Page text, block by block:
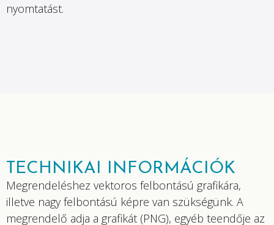
nyomtatást.
TECHNIKAI INFORMÁCIÓK
Megrendeléshez vektoros felbontású grafikára,
illetve nagy felbontású képre van szükségünk. A
megrendelő adja a grafikát (PNG), egyéb teendője az